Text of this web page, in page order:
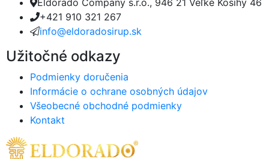
Eldorado Company s.r.o., 946 21 Veľké Kosihy 46
+421 910 321 267
info@eldoradosirup.sk
Užitočné odkazy
Podmienky doručenia
Informácie o ochrane osobných údajov
Všeobecné obchodné podmienky
Kontakt